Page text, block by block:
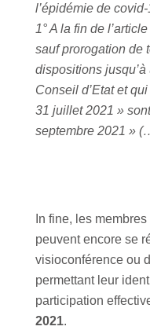
l’épidémie de
1° A la fin de
sauf prorogation de
dispositions
Conseil d’Etat et
31 juillet 2021 »
septembre 2021 »
In fine, les
peuvent encore se
visioconférence ou
permettant leur
participation
2021.